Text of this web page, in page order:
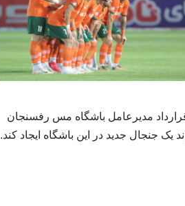
مدیرعامل باشگاه مس رفسنجان
یک جنجال جدید در این باشگاه ایجاد کند.